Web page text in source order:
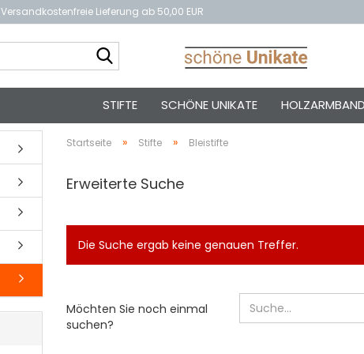
Versandkostenfreie Lieferung ab 50,00 EUR
STIFTE SCHÖNE UNIKATE
Startseite » Stifte » Bleistifte
Erweiterte Suche
Die Suche ergab keine genauen Treffer.
MÖCHTEN
SIE
NOCH
Möchten Sie noch einmal
suchen?